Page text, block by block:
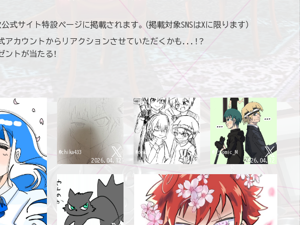
式サイト特設ページに掲載されます。（掲載対象SNSはXに限ります）
アカウントからリアクションさせていただくかも...！？
トが当たる！
@chika433
2026.04.12
@oekakiwtsn
2026.04.12
@J_Comic_M
2026.04.12